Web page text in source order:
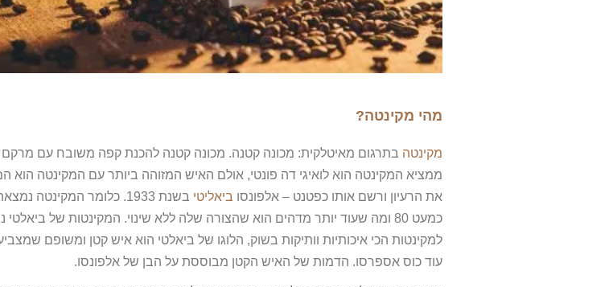
מהי מקינטה?
מקינטה בתרגום מאיטלקית: מכונה קטנה. מכונה קטנה להכנת קפה משובח עם מרקם
ממציא המקינטה הוא לואיגי דה פונטי, אולם האיש המזוהה ביותר עם המקינטה
את הרעיון ורשם אותו כפטנט – אלפונסו ביאליטי
בשנת 1933. כלומר המקינטה
כמעט 80 ומה שעוד יותר מדהים הוא שהצורה שלה ללא שינוי. המקינטות של
למקינטות הכי איכותיות וותיקות בשוק, הלוגו של ביאלטי הוא איש קטן ומשופם
עוד כוס אספרסו. הדמות של האיש הקטן מבוססת על הבן של אלפונסו.